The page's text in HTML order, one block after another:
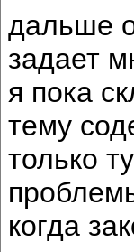
дальше
задает
я пока
тему
только
когда